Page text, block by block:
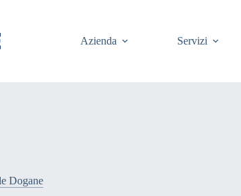
Azienda Servizi
Dogane